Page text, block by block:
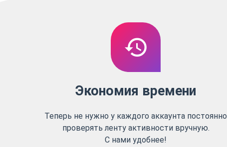
Экономия времени
Теперь не нужно у каждого аккаунта постоянно
проверять ленту активности вручную.
С нами удобнее!